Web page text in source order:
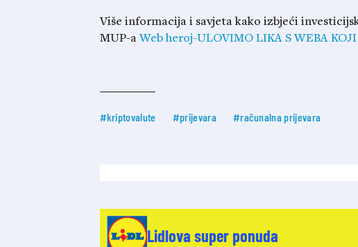
Više informacija i savjeta kako izbjeći
MUP-a Web heroj-ULOVIMO LIKA S WEBA
#kriptovalute #prijevara #računalna prijevara
Lidlova super ponuda